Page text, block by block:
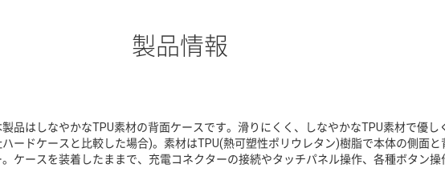
製品情報
製品はしなやかなTPU素材の背面ケースです。滑りにくく、しなやかなTPU素材で優
ハードケースと比較した場合)。素材はTPU(熱可塑性ポリウレタン)樹脂で本体の側面
。ケースを装着したままで、充電コネクターの接続やタッチパネル操作、各種ボタン操